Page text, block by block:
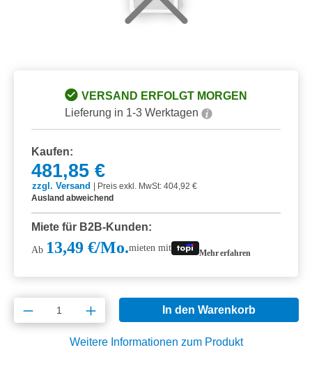
VERSAND ERFOLGT MORGEN
Lieferung in 1-3 Werktagen
Kaufen:
481,85 €
zzgl. Versand
Preis exkl. MwSt: 404,92 €
Ausland abweichend
Miete für B2B-Kunden:
Ab 13,49 €/Mo.mieten mit Mehr erfahren
Produkt Anzahl: Gib den gewünschten
In den Warenkorb
Weitere Informationen zum Produkt